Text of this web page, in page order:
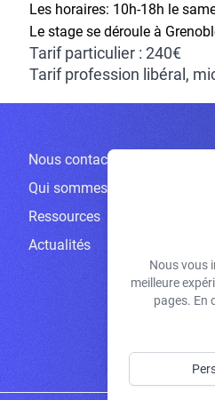
Les horaires: 10h-18h le
Le stage se déroule à
Tarif particulier : 240€
Tarif profession libéral,
Nous contacter
Qui sommes-nous ?
Ressources
Actualités
Nous vous
meilleure
pages. En